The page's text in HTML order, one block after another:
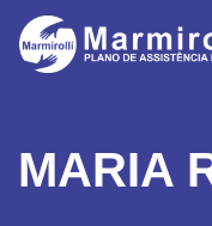
MARIA